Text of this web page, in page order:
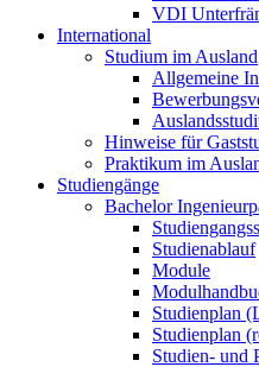
VDI
International
Studium im Ausland
Allgemeine
Hinweise für
Praktikum im
Studiengänge
Bachelor
Studienablauf
Module
Studienplan
Studienplan
Studien- und